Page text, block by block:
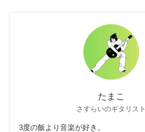
たまこ
さすらいのギタリスト
3度の飯より音楽が好き。